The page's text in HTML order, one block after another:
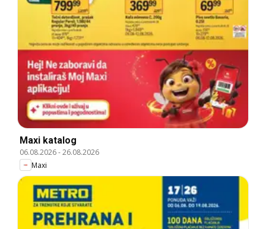
Maxi katalog
06.08.2026-26.08.2026
Maxi